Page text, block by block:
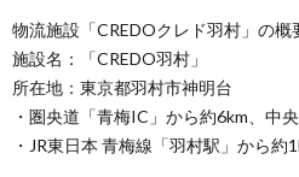
物流施設「CREDOクレド羽村」の概
施設名：「CREDO羽村」
所在地：東京都羽村市神明台
・圏央道「青梅IC」から約6km、中
・JR東日本 青梅線「羽村駅」から約